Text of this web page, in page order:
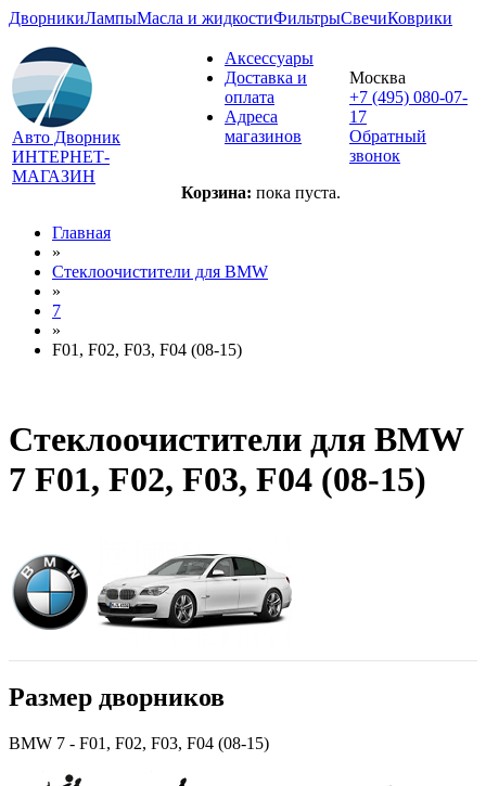
ДворникиЛампыМасла и жидкостиФильтрыСвечиКоврики
Авто Дворник
ИНТЕРНЕТ-
МАГАЗИН
Аксессуары
Доставка и
оплата
Адреса
магазинов
Корзина: пока пуста.
Москва
+7 (495) 080-07-
17
Обратный
звонок
Главная
»
Стеклоочистители для BMW
»
7
»
F01, F02, F03, F04 (08-15)
Стеклоочистители для BMW
7 F01, F02, F03, F04 (08-15)
Размер дворников
BMW 7 - F01, F02, F03, F04 (08-15)